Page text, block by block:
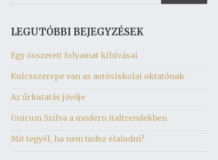
LEGUTÓBBI BEJEGYZÉSEK
Egy összetett folyamat kihívásai
Kulcsszerepe van az autósiskolai oktatónak
Az űrkutatás jövője
Unicum Szilva a modern italtrendekben
Mit tegyél, ha nem tudsz elaludni?